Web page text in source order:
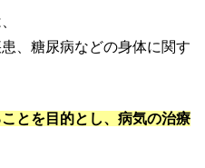
、糖尿病などの身体に関す
とを目的とし、病気の治療